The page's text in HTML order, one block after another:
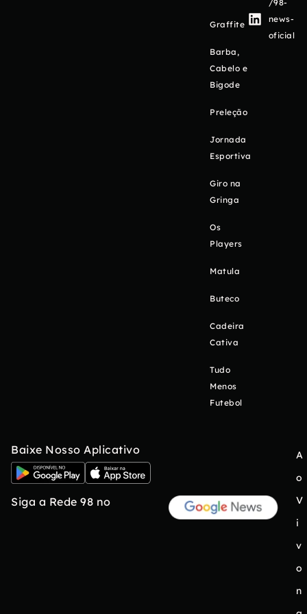
Graffite
Barba,
Cabelo e
Bigode
Preleção
Jornada
Esportiva
Giro na
Gringa
Os
Players
Matula
Buteco
Cadeira
Cativa
Tudo
Menos
Futebol
/98-
news-
oficial
Baixe Nosso Aplicativo
Siga a Rede 98 no
A
o
V
i
v
o
n